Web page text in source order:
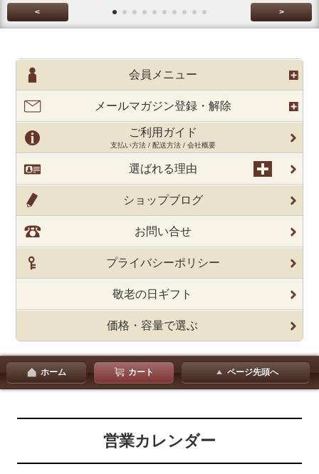
< >
会員メニュー
メールマガジン登録・解除
ご利用ガイド
支払い方法 / 配送方法 / 会社概要
選ばれる理由
ショップブログ
お問い合せ
プライバシーポリシー
敬老の日ギフト
価格・容量で選ぶ
ホーム カート ページ先頭へ
営業カレンダー